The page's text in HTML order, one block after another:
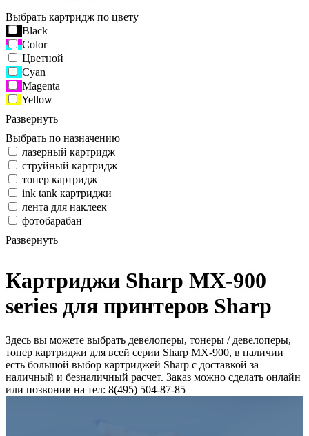
Выбрать картридж по цвету
Black
Color
Цветной
Cyan
Magenta
Yellow
Развернуть
Выбрать по назначению
лазерный картридж
струйный картридж
тонер картридж
ink tank картриджи
лента для наклеек
фотобарабан
Развернуть
Картриджи Sharp MX-900
series для принтеров Sharp
Здесь вы можете выбрать девелоперы, тонеры / девелоперы,
тонер картриджи для всей серии Sharp MX-900, в наличии
есть большой выбор картриджей Sharp с доставкой за
наличный и безналичный расчет. Заказ можно сделать онлайн
или позвонив на тел: 8(495) 504-87-85